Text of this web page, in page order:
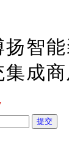
扬智
集成